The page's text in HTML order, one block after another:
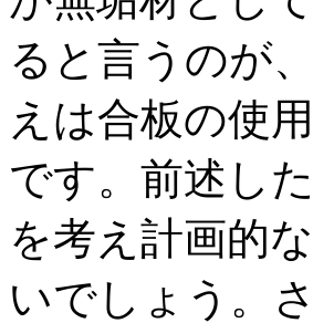
ると言うのが
えは合板の使
です。前述し
を考え計画的
いでしょう。